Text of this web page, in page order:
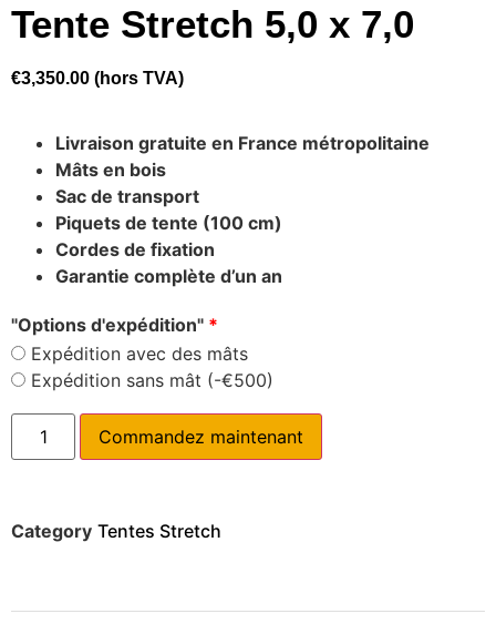
Tente Stretch 5,0 x 7,0
€3,350.00 (hors TVA)
Livraison gratuite en France métropolitaine
Mâts en bois
Sac de transport
Piquets de tente (100 cm)
Cordes de fixation
Garantie complète d’un an
"Options d'expédition" *
Expédition avec des mâts
Expédition sans mât (-€500)
Commandez maintenant
Category Tentes Stretch